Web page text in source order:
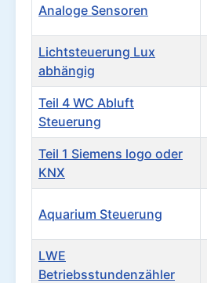
Analoge Sensoren
Lichtsteuerung Lux
abhängig
Teil 4 WC Abluft
Steuerung
Teil 1 Siemens logo oder
KNX
Aquarium Steuerung
LWE
Betriebsstundenzähler